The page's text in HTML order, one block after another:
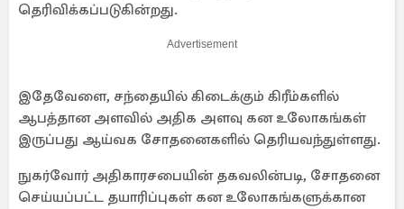
தெரிவிக்கப்படுகின்றது.
Advertisement
இதேவேளை, சந்தையில் கிடைக்கும் கிரீம்களில்
ஆபத்தான அளவில் அதிக அளவு கன உலோகங்கள்
இருப்பது ஆய்வக சோதனைகளில் தெரியவந்துள்ளது.
நுகர்வோர் அதிகாரசபையின் தகவலின்படி, சோதனை
செய்யப்பட்ட தயாரிப்புகள் கன உலோகங்களுக்கான